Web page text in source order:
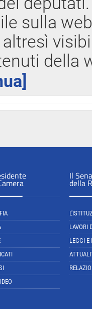
sulla
altresì
della
Il
della
LAVORI
LEGGI E